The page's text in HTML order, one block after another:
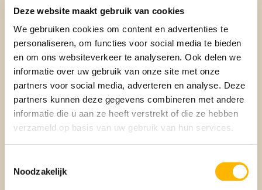
Deze website maakt gebruik van cookies
We gebruiken cookies om content en advertenties te
personaliseren, om functies voor social media te bieden
en om ons websiteverkeer te analyseren. Ook delen we
informatie over uw gebruik van onze site met onze
partners voor social media, adverteren en analyse. Deze
partners kunnen deze gegevens combineren met andere
informatie die u aan ze heeft verstrekt of die ze hebben
verzameld op basis van uw gebruik van hun services.
Noodzakelijk
woning. Hoeveel slaapkamers wil je? In welke buurt wil je
wonen? Welke voorzieningen zijn een must? Maak een lijst
van je wensen en eisen, maar wees ook bereid om hier en
daar concessies te doen. Het is in deze markt vaak lastig
om een huis te vinden dat aan al je eisen voldoet, dus
bedenk op voorhand waar je eventueel op kunt inleveren.
4. Schrijf een persoonlijke
motivatiebrief
Een motivatiebrief kan een groot verschil maken. Stel jezelf
voor, leg uit waarom je op zoek bent naar een nieuwe
woning, en licht je financiële mogelijkheden toe. Voeg ook